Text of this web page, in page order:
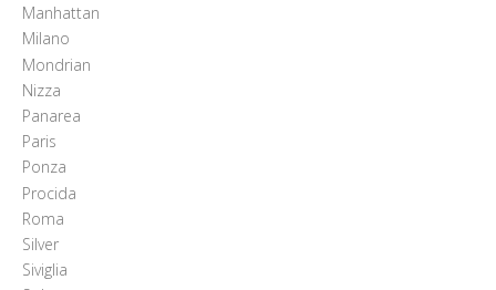
Manhattan
Milano
Mondrian
Nizza
Panarea
Paris
Ponza
Procida
Roma
Silver
Siviglia